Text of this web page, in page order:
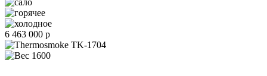
6 463 000 р
1600